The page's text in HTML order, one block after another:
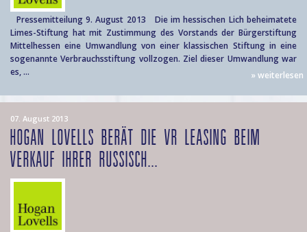
Pressemitteilung 9. August 2013 Die im hessischen Lich beheimatete
Limes-Stiftung hat mit Zustimmung des Vorstands der Bürgerstiftung
Mittelhessen eine Umwandlung von einer klassischen Stiftung in eine
sogenannte Verbrauchsstiftung vollzogen. Ziel dieser Umwandlung war
es, ...
» weiterlesen
07. August 2013
HOGAN LOVELLS BERÄT DIE VR LEASING BEIM
VERKAUF IHRER RUSSISCH...